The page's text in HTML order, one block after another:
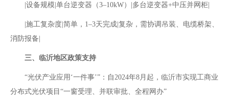
|‌设备规模‌|单台逆变器（3–10kW）|多台逆变器+中压并网柜|
|‌施工复杂度‌|简单，1–3天完成|复杂，需协调吊装、电缆桥架、
消防报备|
三、临沂地区政策支持‌
“光伏产业应用‘一件事’”‌：自2024年8月起，临沂市实现工商业
分布式光伏项目“一窗受理、并联审批、全程网办”